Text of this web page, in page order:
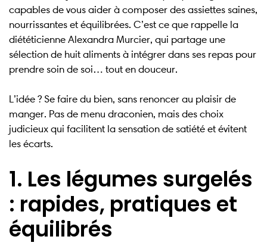
capables de vous aider à composer des assiettes saines,
nourrissantes et équilibrées. C’est ce que rappelle la
diététicienne Alexandra Murcier, qui partage une
sélection de huit aliments à intégrer dans ses repas pour
prendre soin de soi… tout en douceur.
L’idée ? Se faire du bien, sans renoncer au plaisir de
manger. Pas de menu draconien, mais des choix
judicieux qui facilitent la sensation de satiété et évitent
les écarts.
1. Les légumes surgelés
: rapides, pratiques et
équilibrés